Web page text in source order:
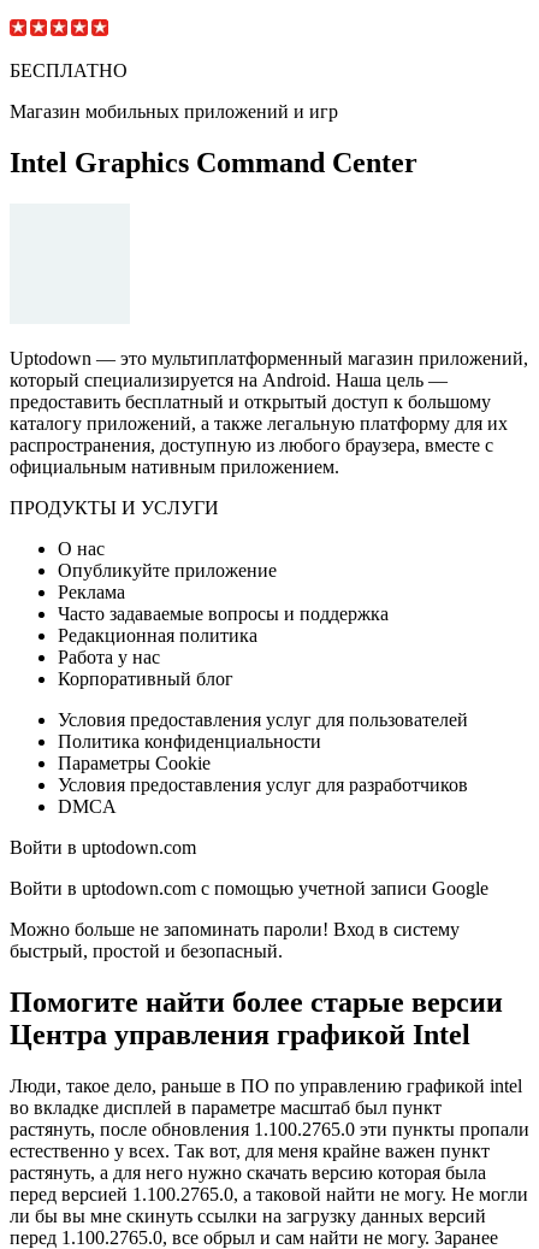
БЕСПЛАТНО
Магазин мобильных приложений и игр
Intel Graphics Command Center
Uptodown — это мультиплатформенный магазин приложений,
который специализируется на Android. Наша цель —
предоставить бесплатный и открытый доступ к большому
каталогу приложений, а также легальную платформу для их
распространения, доступную из любого браузера, вместе с
официальным нативным приложением.
ПРОДУКТЫ И УСЛУГИ
О нас
Опубликуйте приложение
Реклама
Часто задаваемые вопросы и поддержка
Редакционная политика
Работа у нас
Корпоративный блог
Условия предоставления услуг для пользователей
Политика конфиденциальности
Параметры Cookie
Условия предоставления услуг для разработчиков
DMCA
Войти в uptodown.com
Войти в uptodown.com с помощью учетной записи Google
Можно больше не запоминать пароли! Вход в систему
быстрый, простой и безопасный.
Помогите найти более старые версии
Центра управления графикой Intel
Люди, такое дело, раньше в ПО по управлению графикой intel
во вкладке дисплей в параметре масштаб был пункт
растянуть, после обновления 1.100.2765.0 эти пункты пропали
естественно у всех. Так вот, для меня крайне важен пункт
растянуть, а для него нужно скачать версию которая была
перед версией 1.100.2765.0, а таковой найти не могу. Не могли
ли бы вы мне скинуть ссылки на загрузку данных версий
перед 1.100.2765.0, все обрыл и сам найти не могу. Заранее